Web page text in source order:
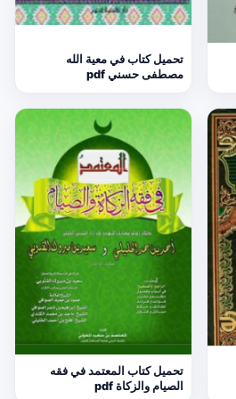
تحميل كتاب في معية الله
مصطفى حسني pdf
تحميل كتاب المعتمد في فقه
الصيام والزكاة pdf